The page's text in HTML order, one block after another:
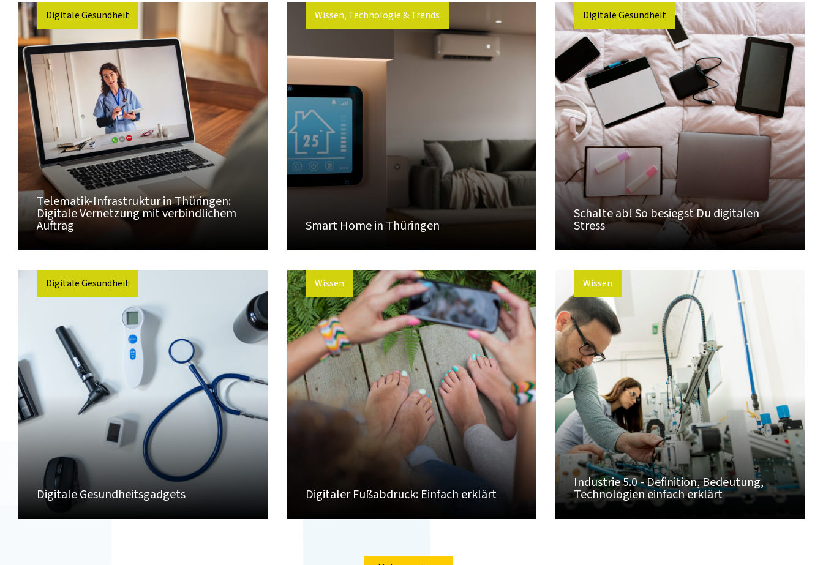
Digitale Gesundheit
Telematik-Infrastruktur in Thüringen:
Digitale Vernetzung mit verbindlichem
Auftrag
Wissen, Technologie & Trends
Smart Home in Thüringen
Digitale Gesundheit
Schalte ab! So besiegst Du digitalen
Stress
Digitale Gesundheit
Digitale Gesundheitsgadgets
Wissen
Digitaler Fußabdruck: Einfach erklärt
Wissen
Industrie 5.0 - Definition, Bedeutung,
Technologien einfach erklärt